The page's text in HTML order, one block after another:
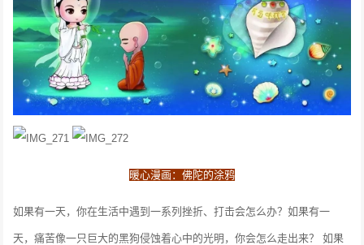
暖心漫画：佛陀的涂鸦
如果有一天，你在生活中遇到一系列挫折、打击会怎么办？如果有一
天，痛苦像一只巨大的黑狗侵蚀着心中的光明，你会怎么走出来？ 如果